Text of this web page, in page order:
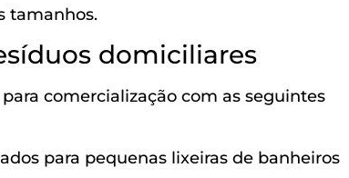
tamanhos.
domiciliares
comercialização com as seguintes
para pequenas lixeiras de banheiros